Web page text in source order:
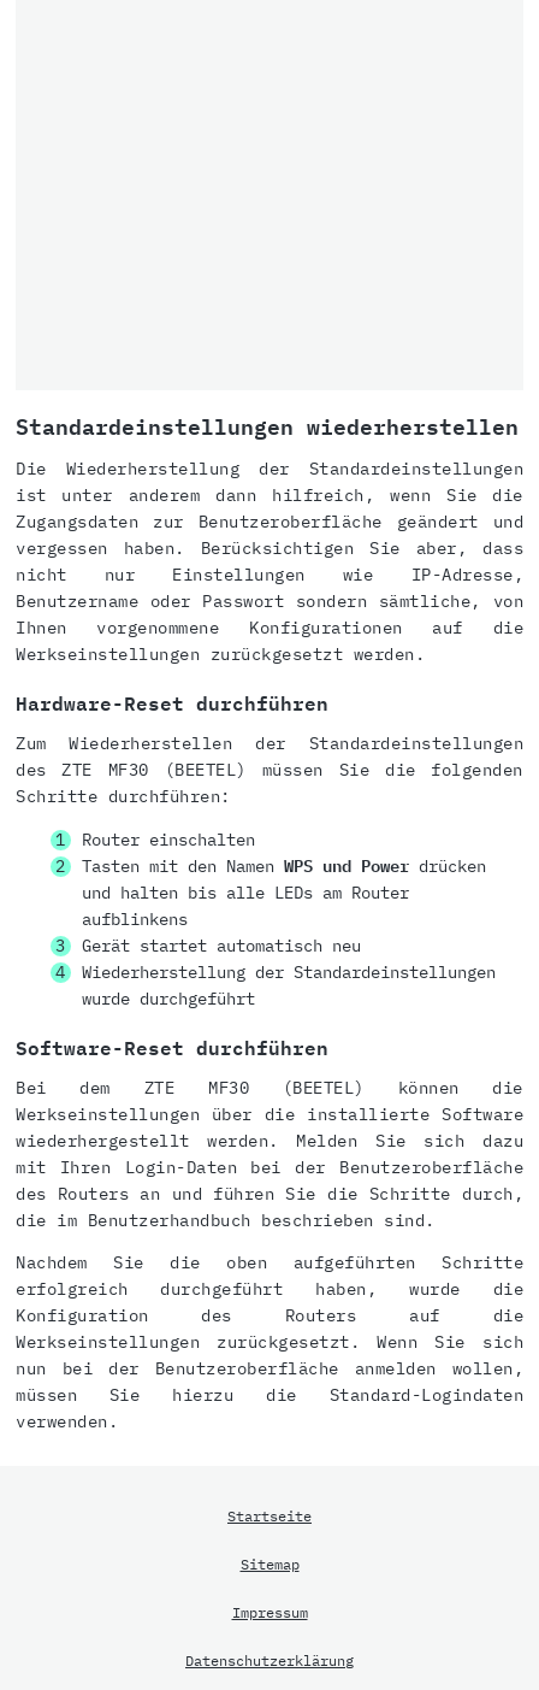
Standardeinstellungen wiederherstellen
Die Wiederherstellung der Standardeinstellungen
ist unter anderem dann hilfreich, wenn Sie die
Zugangsdaten zur Benutzeroberfläche geändert und
vergessen haben. Berücksichtigen Sie aber, dass
nicht nur Einstellungen wie IP-Adresse,
Benutzername oder Passwort sondern sämtliche, von
Ihnen vorgenommene Konfigurationen auf die
Werkseinstellungen zurückgesetzt werden.
Hardware-Reset durchführen
Zum Wiederherstellen der Standardeinstellungen
des ZTE MF30 (BEETEL) müssen Sie die folgenden
Schritte durchführen:
Router einschalten
Tasten mit den Namen WPS und Powerdrücken
und halten bis alle LEDs am Router
aufblinkens
Gerät startet automatisch neu
Wiederherstellung der Standardeinstellungen
wurde durchgeführt
Software-Reset durchführen
Bei dem ZTE MF30 (BEETEL) können die
Werkseinstellungen über die installierte Software
wiederhergestellt werden. Melden Sie sich dazu
mit Ihren Login-Daten bei der Benutzeroberfläche
des Routers an und führen Sie die Schritte durch,
die im Benutzerhandbuch beschrieben sind.
Nachdem Sie die oben aufgeführten Schritte
erfolgreich durchgeführt haben, wurde die
Konfiguration des Routers auf die
Werkseinstellungen zurückgesetzt. Wenn Sie sich
nun bei der Benutzeroberfläche anmelden wollen,
müssen Sie hierzu die Standard-Logindaten
verwenden.
Startseite
Sitemap
Impressum
Datenschutzerklärung